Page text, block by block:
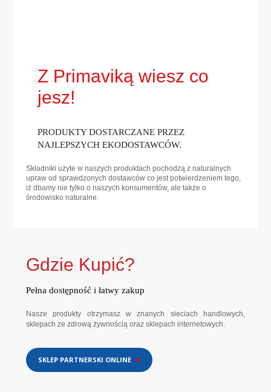
Z Primaviką wiesz co
jesz!
PRODUKTY DOSTARCZANE PRZEZ
NAJLEPSZYCH EKODOSTAWCÓW.
Składniki użyte w naszych produktach pochodzą z naturalnych
upraw od sprawdzonych dostawców co jest potwierdzeniem tego,
iż dbamy nie tylko o naszych konsumentów, ale także o
środowisko naturalne.
Gdzie Kupić?
Pełna dostępność i łatwy zakup
Nasze produkty otrzymasz w znanych sieciach handlowych,
sklepach ze zdrową żywnością oraz sklepach internetowych.
SKLEP PARTNERSKI ONLINE